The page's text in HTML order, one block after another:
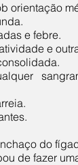
orientação
e febre.
e
do
de fazer